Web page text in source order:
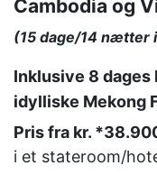
Cambodia og
(15 dage/14 nætter
Inklusive 8
idylliske Mekong
Pris fra kr.
i et stateroom/